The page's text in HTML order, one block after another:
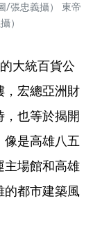
/張忠義攝） 東帝
）
大統百貨公
，宏總亞洲財
，也等於揭開
像是高雄八五
主場館和高雄
的都市建築風